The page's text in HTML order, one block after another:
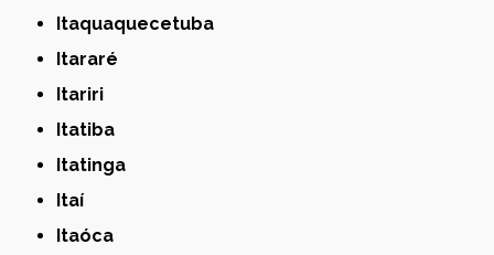
Itaquaquecetuba
Itararé
Itariri
Itatiba
Itatinga
Itaí
Itaóca